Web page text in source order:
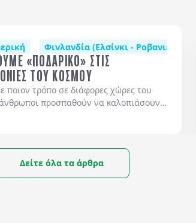
Σκωτία Αλβανία
Φινλανδία (Ελσίνκι - Ροβανιέμι -
«ΠΟΔΑΡΙΚΟ» ΣΤΙΣ
ΤΟΥ ΚΟΣΜΟΥ
ποιον τρόπο σε διάφορες χώρες του
προσπαθούν να καλοπιάσουν
να προκαλέσουν την εύνοιά της, την
Δείτε όλα τα άρθρα